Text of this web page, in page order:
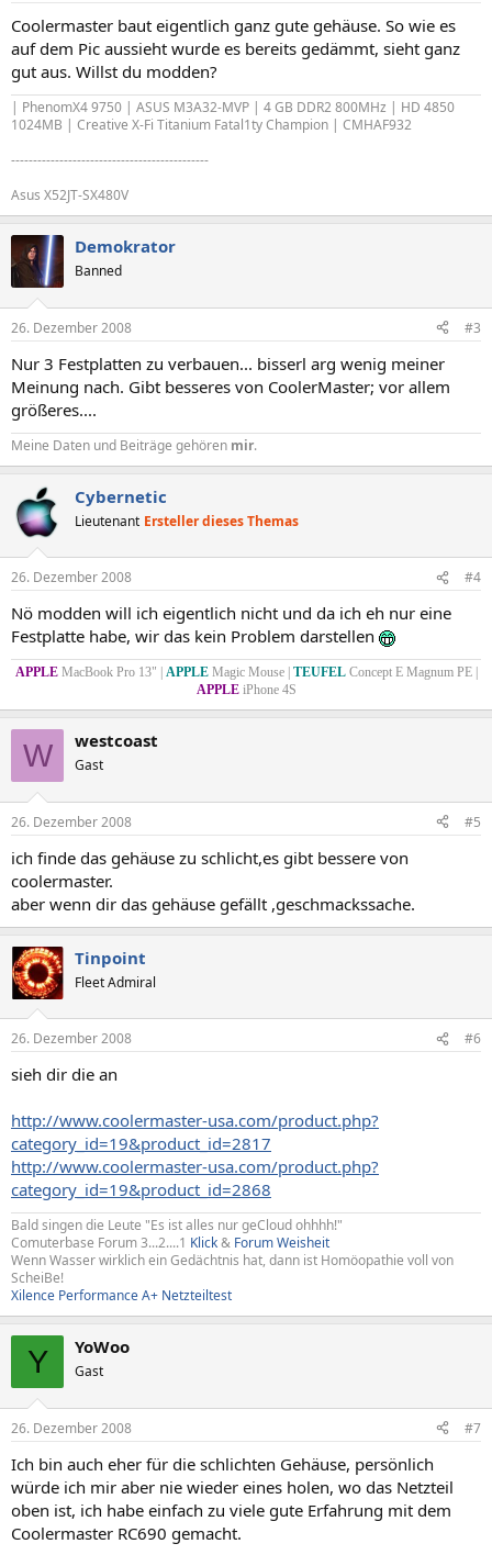
Coolermaster baut eigentlich ganz gute gehäuse. So wie es
auf dem Pic aussieht wurde es bereits gedämmt, sieht ganz
gut aus. Willst du modden?
| PhenomX4 9750 | ASUS M3A32-MVP | 4 GB DDR2 800MHz | HD 4850
1024MB | Creative X-Fi Titanium Fatal1ty Champion | CMHAF932
---------------------------------------------
Asus X52JT-SX480V
Demokrator
Banned
26. Dezember 2008 #3
Nur 3 Festplatten zu verbauen... bisserl arg wenig meiner
Meinung nach. Gibt besseres von CoolerMaster; vor allem
größeres....
Meine Daten und Beiträge gehören mir.
Cybernetic
Lieutenant Ersteller dieses Themas
26. Dezember 2008 #4
Nö modden will ich eigentlich nicht und da ich eh nur eine
Festplatte habe, wir das kein Problem darstellen
APPLEMacBook Pro 13" | APPLEMagic Mouse | TEUFELConcept E Magnum PE |
APPLEiPhone 4S
W westcoast
Gast
26. Dezember 2008 #5
ich finde das gehäuse zu schlicht,es gibt bessere von
coolermaster.
aber wenn dir das gehäuse gefällt ,geschmackssache.
Tinpoint
Fleet Admiral
26. Dezember 2008 #6
sieh dir die an
http://www.coolermaster-usa.com/product.php?
category_id=19&product_id=2817
http://www.coolermaster-usa.com/product.php?
category_id=19&product_id=2868
Bald singen die Leute "Es ist alles nur geCloud ohhhh!"
Comuterbase Forum 3...2....1 Klick& Forum Weisheit
Wenn Wasser wirklich ein Gedächtnis hat, dann ist Homöopathie voll von
ScheiBe!
Xilence Performance A+ Netzteiltest
Y YoWoo
Gast
26. Dezember 2008 #7
Ich bin auch eher für die schlichten Gehäuse, persönlich
würde ich mir aber nie wieder eines holen, wo das Netzteil
oben ist, ich habe einfach zu viele gute Erfahrung mit dem
Coolermaster RC690 gemacht.